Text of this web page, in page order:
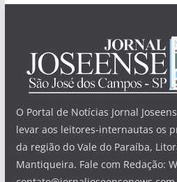
O Portal de Notícias Jornal
levar aos leitores-internautas os
da região do Vale do Paraíba,
Mantiqueira. Fale com Redação: